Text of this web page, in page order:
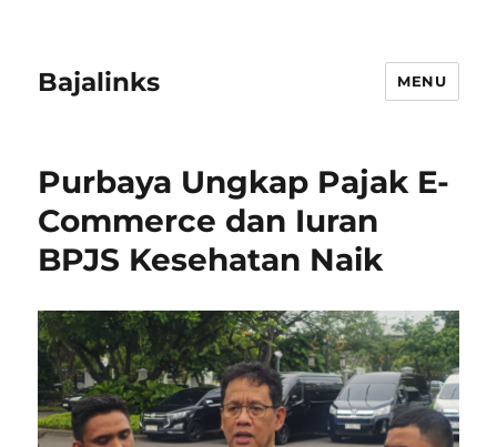
Bajalinks MENU
Purbaya Ungkap Pajak E-
Commerce dan Iuran
BPJS Kesehatan Naik